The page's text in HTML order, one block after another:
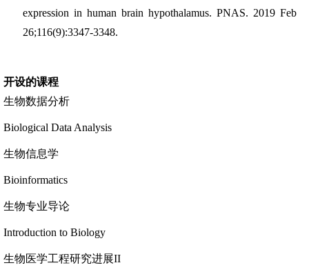
expression in human brain hypothalamus.PNAS. 2019 Feb
26;116(9):3347-3348.
开设的课程
生物数据分析
Biological Data Analysis
生物信息学
Bioinformatics
生物专业导论
Introduction to Biology
生物医学工程研究进展II